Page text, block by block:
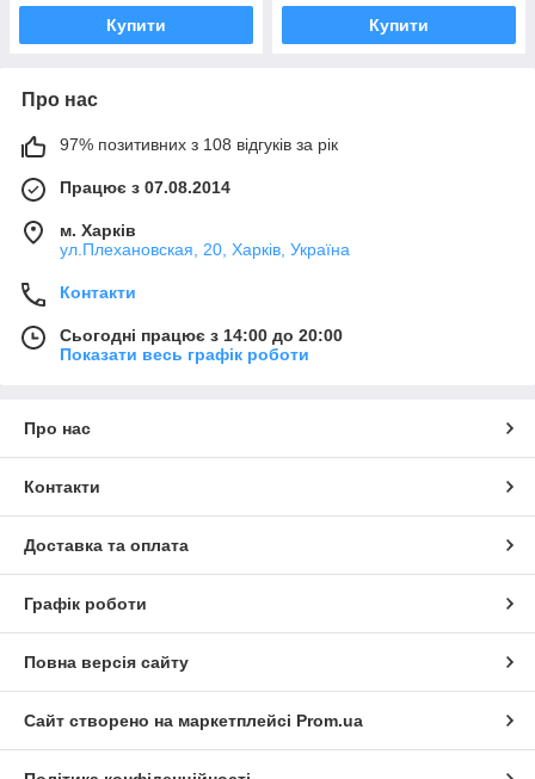
Купити Купити
Про нас
97% позитивних з 108 відгуків за рік
Працює з 07.08.2014
м. Харків
ул.Плехановская, 20, Харків, Україна
Контакти
Сьогодні працює з 14:00 до 20:00
Показати весь графік роботи
Про нас
Контакти
Доставка та оплата
Графік роботи
Повна версія сайту
Сайт створено на маркетплейсі Prom.ua